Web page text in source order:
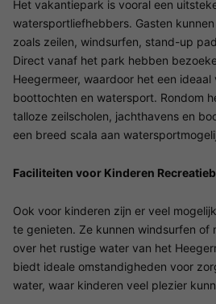
Het vakantiepark is vooral een
watersportliefhebbers. Gasten
zoals zeilen, windsurfen, stand-up
Direct vanaf het park hebben
Heegermeer, waardoor het een
boottochten en watersport. Rondom
talloze zeilscholen, jachthavens en
een breed scala aan
Faciliteiten voor Kinderen
Ook voor kinderen zijn er veel
te genieten. Ze kunnen windsurfen
over het rustige water van het
biedt ideale omstandigheden voor
water, waar kinderen veel plezier